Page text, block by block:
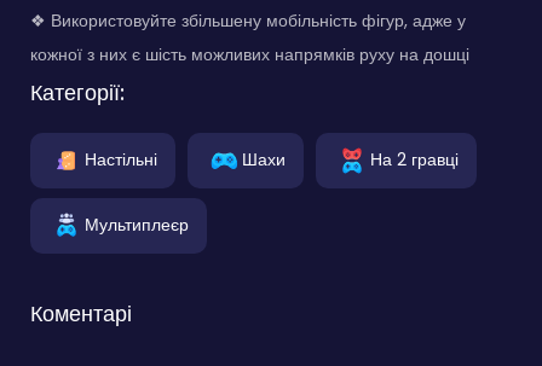
❖ Використовуйте збільшену мобільність фігур, адже у
кожної з них є шість можливих напрямків руху на дошці
Категорії:
Настільні Шахи На 2 гравці
Мультиплеєр
Коментарі